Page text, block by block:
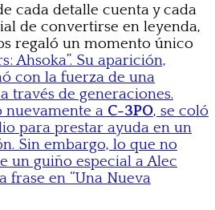
cada detalle cuenta y cada
de convertirse en leyenda,
regaló un momento único
Ahsoka”. Su aparición,
con la fuerza de una
través de generaciones.
nuevamente a C-3PO, se coló
para prestar ayuda en un
Sin embargo, lo que no
un guiño especial a Alec
frase en “Una Nueva